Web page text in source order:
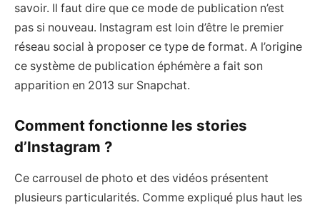
savoir. Il faut dire que ce mode de publication n’est
pas si nouveau. Instagram est loin d’être le premier
réseau social à proposer ce type de format. A l’origine
ce système de publication éphémère a fait son
apparition en 2013 sur Snapchat.
Comment fonctionne les stories
d’Instagram ?
Ce carrousel de photo et des vidéos présentent
plusieurs particularités. Comme expliqué plus haut les